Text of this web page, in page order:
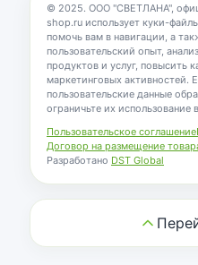
© 2025. ООО "СВЕТЛАНА",
shop.ru использует куки-
помочь вам в навигации, а
пользовательский опыт,
продуктов и услуг, повысить
маркетинговых активностей.
пользовательские данные
ограничьте их использование
Пользовательское соглашение
Договор на размещение
Разработано DST Global